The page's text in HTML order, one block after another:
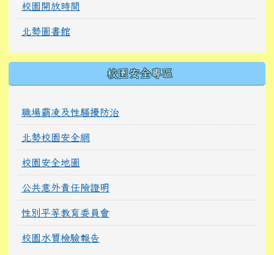
校園開放時間
北勢圖書館
校園安全專區
職場霸凌及性騷擾防治
北勢校園安全網
校園安全地圖
公共意外責任險證明
性別平等教育委員會
校園水質檢驗報告